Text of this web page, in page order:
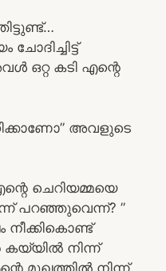
ഒറ്റ കടി എന്റെ
അവളുടെ
ചെറിയമ്മയെ
പറഞ്ഞുവെന്ന്? ”
നിന്ന്
മുഖത്തിൽ നിന്ന്